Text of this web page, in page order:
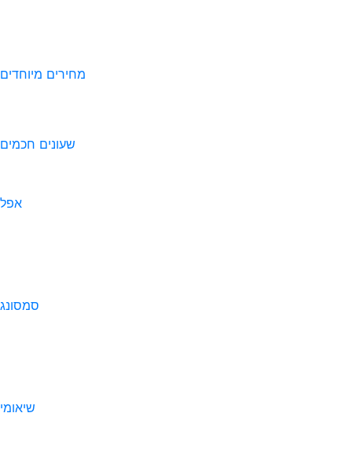
מחירים מיוחדים
שעונים חכמים
אפל
סמסונג
שיאומי